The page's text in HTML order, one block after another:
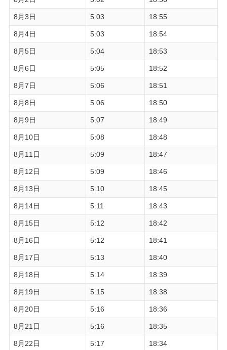
8月3日 5:03 18:55
8月4日 5:03 18:54
8月5日 5:04 18:53
8月6日 5:05 18:52
8月7日 5:06 18:51
8月8日 5:06 18:50
8月9日 5:07 18:49
8月10日 5:08 18:48
8月11日 5:09 18:47
8月12日 5:09 18:46
8月13日 5:10 18:45
8月14日 5:11 18:43
8月15日 5:12 18:42
8月16日 5:12 18:41
8月17日 5:13 18:40
8月18日 5:14 18:39
8月19日 5:15 18:38
8月20日 5:16 18:36
8月21日 5:16 18:35
8月22日 5:17 18:34